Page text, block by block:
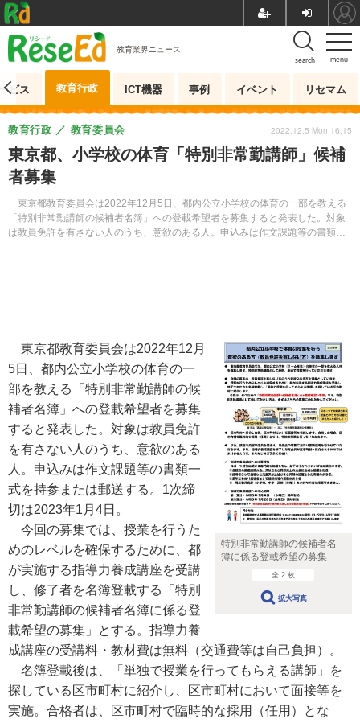
menu
search
教育業界ニュース
ビス 教育行政 ICT機器 事例 イベント リセマム
東京都、小学校の体育「特別非常勤講師」候補
者募集
東京都教育委員会は2022年12月5日、都内公立小学校の体育の一部を教える
「特別非常勤講師の候補者名簿」への登載希望者を募集すると発表した。対象
は教員免許を有さない人のうち、意欲のある人。申込みは作文課題等の書類一
教育行政 教育委員会 2022.12.5 Mon 16:15
特別非常勤講師の候補者名
簿に係る登載希望の募集
全 2 枚
拡大写真
東京都教育委員会は2022年12月
5日、都内公立小学校の体育の一
部を教える「特別非常勤講師の候
補者名簿」への登載希望者を募集
すると発表した。対象は教員免許
を有さない人のうち、意欲のある
人。申込みは作文課題等の書類一
式を持参または郵送する。1次締
切は2023年1月4日。
今回の募集では、授業を行うた
めのレベルを確保するために、都
が実施する指導力養成講座を受講
し、修了者を名簿登載する「特別
非常勤講師の候補者名簿に係る登
載希望の募集」とする。指導力養
成講座の受講料・教材費は無料（交通費等は自己負担）。
名簿登載後は、「単独で授業を行ってもらえる講師」を
探している区市町村に紹介し、区市町村において面接等を
実施。合格者は、区市町村で臨時的な採用（任用）とな